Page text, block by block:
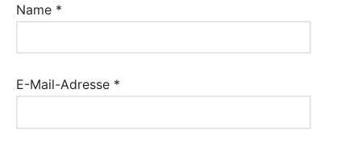
Name *
E-Mail-Adresse *